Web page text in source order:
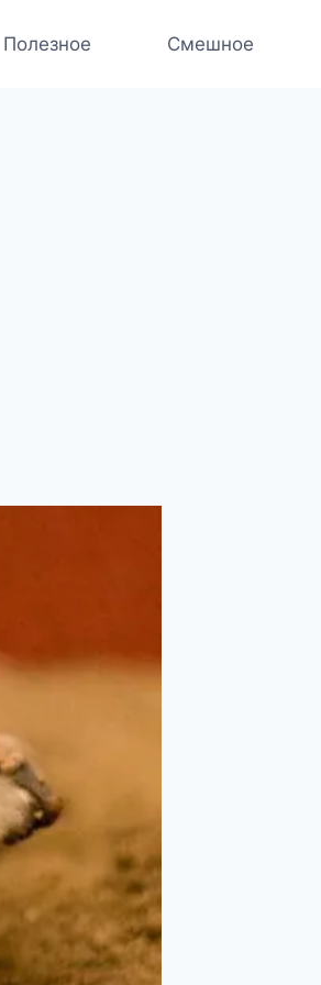
Полезное Смешное